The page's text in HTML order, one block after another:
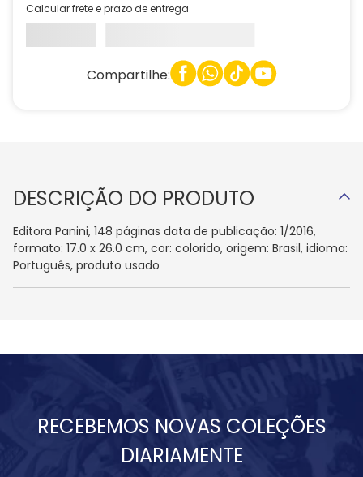
Calcular frete e prazo de entrega
Compartilhe:
DESCRIÇÃO DO PRODUTO
Editora Panini, 148 páginas data de publicação: 1/2016,
formato: 17.0 x 26.0 cm, cor: colorido, origem: Brasil, idioma:
Português, produto usado
RECEBEMOS NOVAS COLEÇÕES
DIARIAMENTE